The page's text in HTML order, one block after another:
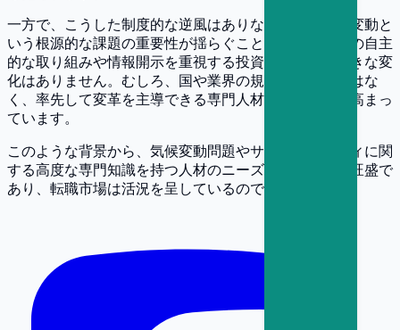
一方で、こうした制度的な逆風はありながらも、気候変動と
いう根源的な課題の重要性が揺らぐことはなく、企業の自主
的な取り組みや情報開示を重視する投資家の姿勢に大きな変
化はありません。むしろ、国や業界の規制を待つのではな
く、率先して変革を主導できる専門人材の価値は一層高まっ
ています。
このような背景から、気候変動問題やサステナビリティに関
する高度な専門知識を持つ人材のニーズは依然として旺盛で
あり、転職市場は活況を呈しているのです。